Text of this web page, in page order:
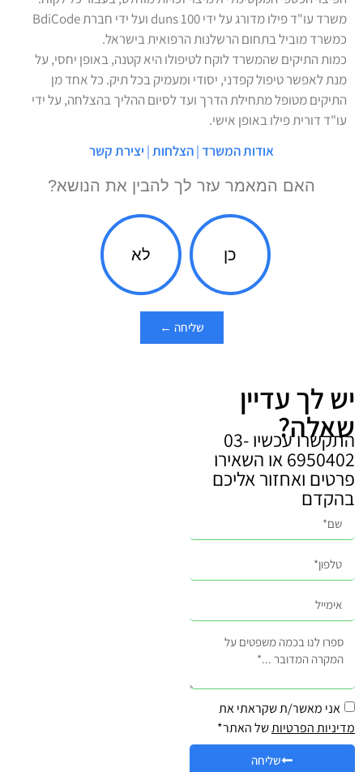
משרד עו"ד פילו מדורג על ידי duns 100 ועל ידי חברת BdiCode
כמשרד מוביל בתחום הרשלנות הרפואית בישראל.
כמות התיקים שהמשרד לוקח לטיפולו היא קטנה, באופן יחסי, על
מנת לאפשר טיפול קפדני, יסודי ומעמיק בכל תיק. כל אחד מן
התיקים מטופל מתחילת הדרך ועד לסיום ההליך בהצלחה, על ידי
עו"ד דורית פילו באופן אישי.
אודות המשרד|הצלחות| יצירת קשר
האם המאמר עזר לך להבין את הנושא?
כן לא
שליחה ←
יש לך עדיין
שאלה? התקשרו עכשיו 03-
6950402 או השאירו
פרטים ואחזור אליכם
בהקדם
אני מאשר/ת שקראתי את
מדיניות הפרטיותשל האתר*
שליחה